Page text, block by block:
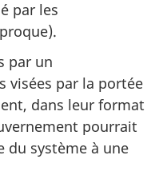
par les
par un
visées par la portée
dans leur format
pourrait
du système à une